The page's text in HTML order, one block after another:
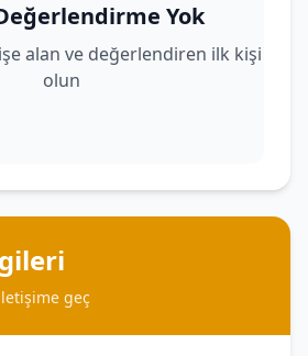
Yok
alan ve değerlendiren ilk kişi
olun
geç